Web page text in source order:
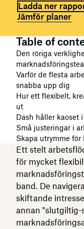
Ladda ner
Jämför planer
Table of
Den röriga
Varför de flesta
snabba upp dig
Hur ett flexibelt,
ut
Dash håller kaoset
Små justeringar i
Skapa utrymme för
Ett stelt
för mycket
band. De
skiftande
annan